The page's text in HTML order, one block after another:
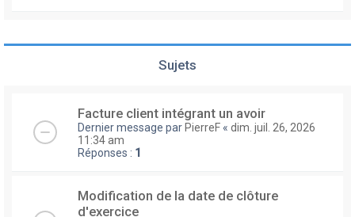
Sujets
Facture client intégrant un avoir
Dernier message parPierreF « dim. juil. 26, 2026
11:34 am
Réponses : 1
Modification de la date de clôture
d'exercice